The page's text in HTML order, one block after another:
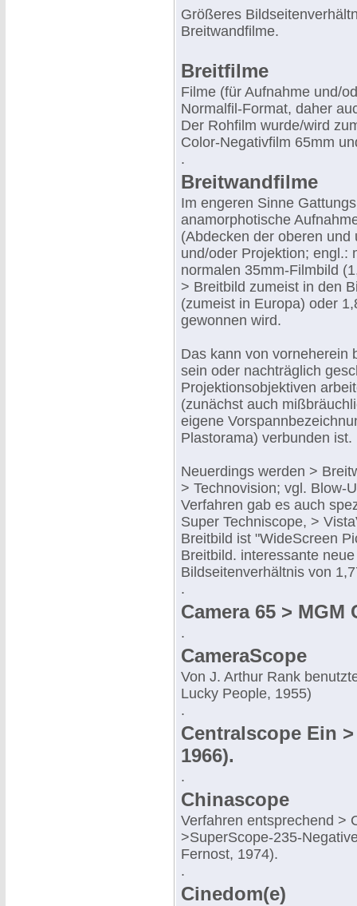
Größeres
Breitwandfilme.
Breitfilme
Filme (für Aufnahme und/
Normalfil-Format, daher
Der Rohfilm wurde/wird
Color-Negativfilm 65mm
.
Breitwandfilme
Im engeren Sinne
anamorphotische
(Abdecken der oberen
und/oder Projektion; engl.:
normalen 35mm-Filmbild
> Breitbild zumeist in den
(zumeist in Europa) oder
gewonnen wird.
Das kann von vorneherein
sein oder nachträglich
Projektionsobjektiven
(zunächst auch
eigene
Plastorama) verbunden ist.
Neuerdings werden >
> Technovision; vgl. Blow-
Verfahren gab es auch
Super Techniscope, >
Breitbild ist "WideScreen
Breitbild. interessante
Bildseitenverhältnis von
.
Camera 65 > MGM
.
CameraScope
Von J. Arthur Rank
Lucky People, 1955)
.
Centralscope Ein
1966).
.
Chinascope
Verfahren entsprechend >
>SuperScope-235-
Fernost, 1974).
.
Cinedom(e)